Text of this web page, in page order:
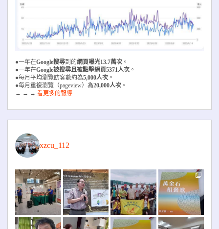
●一年在Google搜尋到的網頁曝光13.7萬次 。
●一年在Google被搜尋且被點擊網頁5371人次 。
●每月平均瀏覽訪客數約為5,000人次 。
●每月重複瀏覽（pageview）為20,000人次 。
→ → → 看更多的報導
xzcu_112